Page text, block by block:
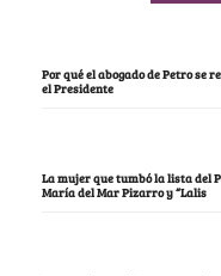
Por qué el abogado de Petro se
el Presidente
La mujer que tumbó la lista del
María del Mar Pizarro y “Lalis